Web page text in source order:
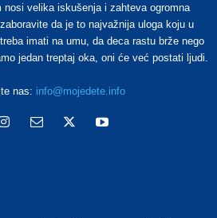
nosi velika iskušenja i zahteva ogromna
da je to najvažnija uloga koju u
imati na umu, da deca rastu brže nego
jedan treptaj oka, oni će već postati ljudi.
nas: info@mojedete.info